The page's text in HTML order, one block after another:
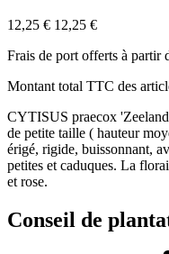
12,25 € 12,25 €
Frais de port offerts à partir
Montant total TTC des
CYTISUS praecox
de petite taille ( hauteur
érigé, rigide, buissonnant,
petites et caduques. La
et rose.
Conseil de